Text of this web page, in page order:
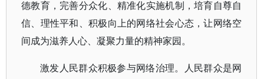
德教育，完善分众化、精准化实施机制，培育自尊自
信、理性平和、积极向上的网络社会心态，让网络空
间成为滋养人心、凝聚力量的精神家园。
激发人民群众积极参与网络治理。人民群众是网